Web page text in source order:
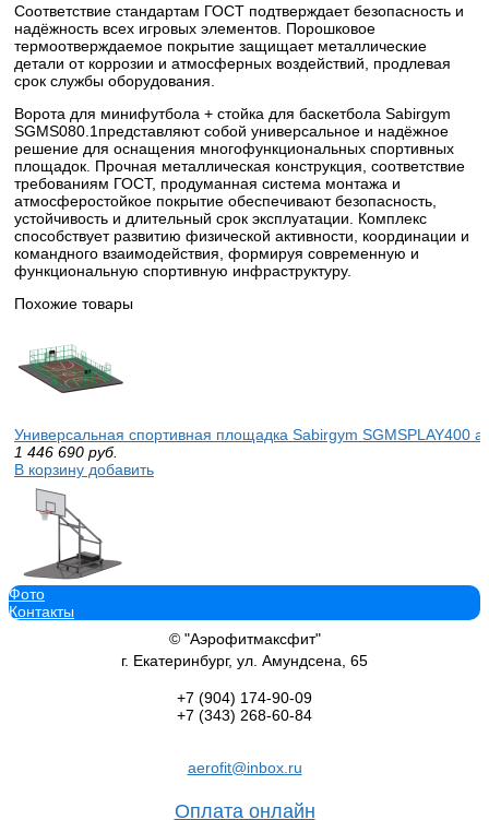
Соответствие стандартам ГОСТ подтверждает безопасность и
надёжность всех игровых элементов. Порошковое
термоотверждаемое покрытие защищает металлические
детали от коррозии и атмосферных воздействий, продлевая
срок службы оборудования.
Ворота для минифутбола + стойка для баскетбола Sabirgym
SGMS080.1представляют собой универсальное и надёжное
решение для оснащения многофункциональных спортивных
площадок. Прочная металлическая конструкция, соответствие
требованиям ГОСТ, продуманная система монтажа и
атмосферостойкое покрытие обеспечивают безопасность,
устойчивость и длительный срок эксплуатации. Комплекс
способствует развитию физической активности, координации и
командного взаимодействия, формируя современную и
функциональную спортивную инфраструктуру.
Похожие товары
Универсальная спортивная площадка Sabirgym SGMSPLAY400
1 446 690 руб.
В корзину добавить
Мобильная баскетбольная стойка Sabirgym SGMS710 для улицы
177 205 руб.
Теннисный стол Sabirgym SGLS014М уличный антивандальный
Фото
Контакты
© "Аэрофитмаксфит"
г. Екатеринбург, ул. Амундсена, 65
+7 (904) 174-90-09
+7 (343) 268-60-84
aerofit@inbox.ru
Оплата онлайн